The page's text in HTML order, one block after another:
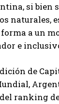
si bien
naturales,
a un
e
de
ranking